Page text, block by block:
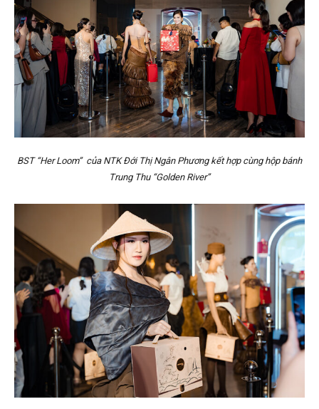
BST “Her Loom” của NTK Đới Thị Ngân Phương kết hợp cùng hộp bánh
Trung Thu “Golden River”